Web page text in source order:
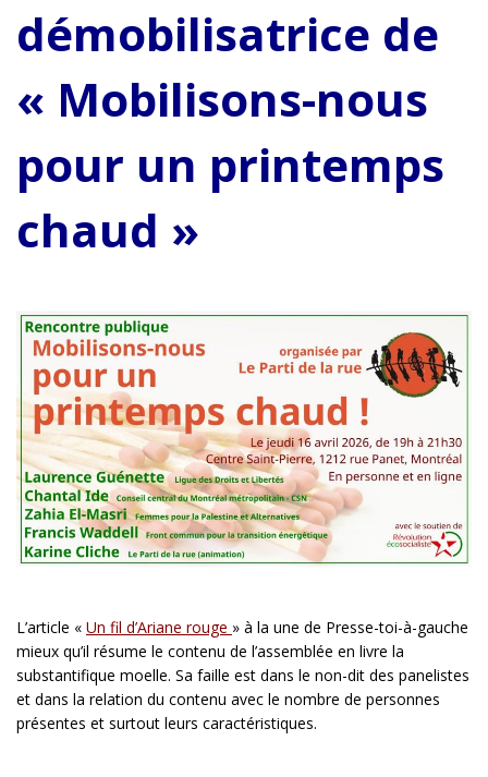
démobilisatrice de
« Mobilisons-nous
pour un printemps
chaud »
L’article « Un fil d’Ariane rouge » à la une de Presse-toi-à-gauche
mieux qu’il résume le contenu de l’assemblée en livre la
substantifique moelle. Sa faille est dans le non-dit des panelistes
et dans la relation du contenu avec le nombre de personnes
présentes et surtout leurs caractéristiques.